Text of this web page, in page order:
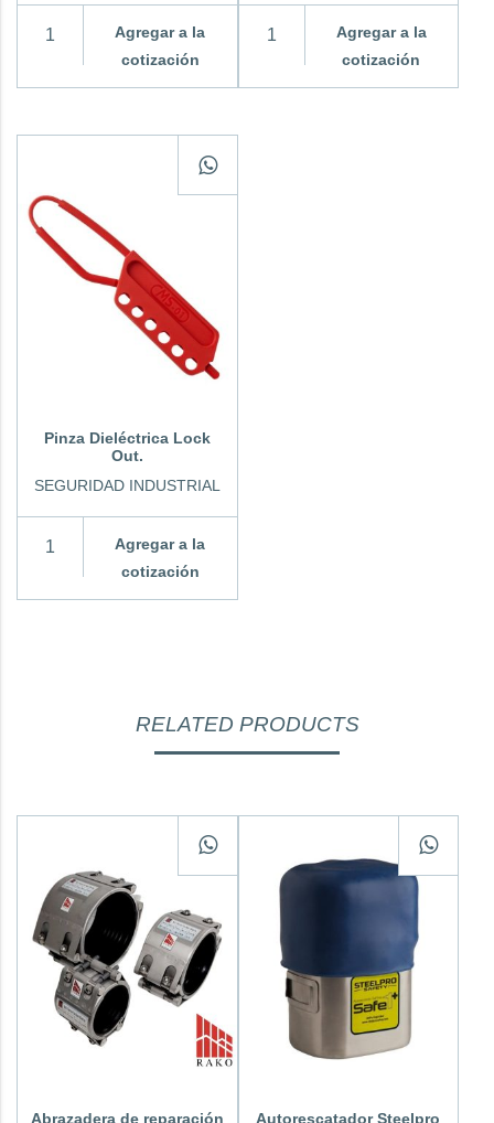
Agregar a la
cotización
Agregar a la
cotización
Pinza Dieléctrica Lock
Out.
SEGURIDAD INDUSTRIAL
Agregar a la
cotización
RELATED PRODUCTS
Abrazadera de reparación
Autorescatador Steelpro